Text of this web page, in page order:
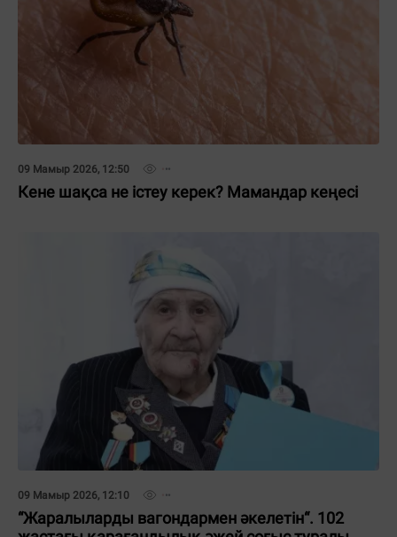
09 Мамыр 2026, 12:50
Кене шақса не істеу керек? Мамандар кеңесі
09 Мамыр 2026, 12:10
“Жаралыларды вагондармен әкелетін“. 102